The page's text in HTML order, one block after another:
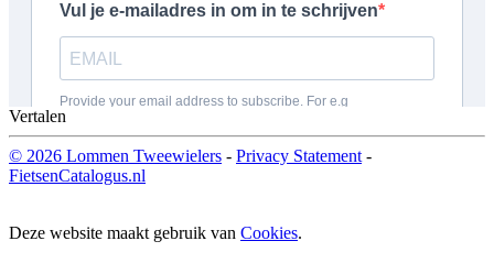
Vertalen
© 2026 Lommen Tweewielers - Privacy Statement -
FietsenCatalogus.nl
Deze website maakt gebruik van Cookies.